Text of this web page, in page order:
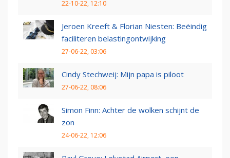
22-10-22, 12:10
Jeroen Kreeft & Florian Niesten: Beëindig
faciliteren belastingontwijking
27-06-22, 03:06
Cindy Stechweij: Mijn papa is piloot
27-06-22, 08:06
Simon Finn: Achter de wolken schijnt de
zon
24-06-22, 12:06